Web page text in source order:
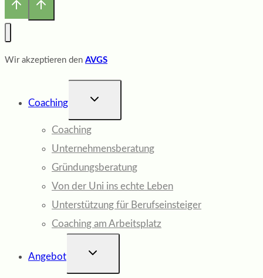
Wir akzeptieren den AVGS
Coaching
UNTERMENÜ
Coaching
Unternehmensberatung
Gründungsberatung
Von der Uni ins echte Leben
Unterstützung für Berufseinsteiger
Coaching am Arbeitsplatz
Angebot
UNTERMENÜ